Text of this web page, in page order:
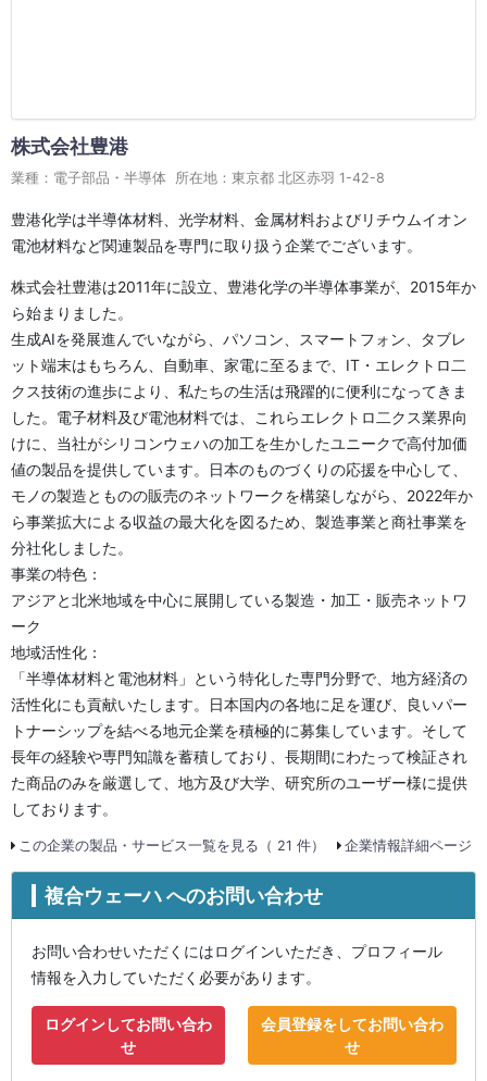
株式会社豊港
業種：電子部品・半導体 所在地：東京都 北区赤羽 1-42-8
豊港化学は半導体材料、光学材料、金属材料およびリチウムイオン
電池材料など関連製品を専門に取り扱う企業でございます。
株式会社豊港は2011年に設立、豊港化学の半導体事業が、2015年か
ら始まりました。
生成AIを発展進んでいながら、パソコン、スマートフォン、タブレ
ット端末はもちろん、自動車、家電に至るまで、IT・エレクトロ二
クス技術の進歩により、私たちの生活は飛躍的に便利になってきま
した。電子材料及び電池材料では、これらエレクトロ二クス業界向
けに、当社がシリコンウェハの加工を生かしたユニークで高付加価
値の製品を提供しています。日本のものづくりの応援を中心して、
モノの製造とものの販売のネットワークを構築しながら、2022年か
ら事業拡大による収益の最大化を図るため、製造事業と商社事業を
分社化しました。
事業の特色：
アジアと北米地域を中心に展開している製造・加工・販売ネットワ
ーク
地域活性化：
「半導体材料と電池材料」という特化した専門分野で、地方経済の
活性化にも貢献いたします。日本国内の各地に足を運び、良いパー
トナーシップを結べる地元企業を積極的に募集しています。そして
長年の経験や専門知識を蓄積しており、長期間にわたって検証され
た商品のみを厳選して、地方及び大学、研究所のユーザー様に提供
しております。
この企業の製品・サービス一覧を見る（ 21 件） 企業情報詳細ページ
複合ウェーハ へのお問い合わせ
お問い合わせいただくにはログインいただき、プロフィール
情報を入力していただく必要があります。
ログインしてお問い合わ
せ
会員登録をしてお問い合わ
せ